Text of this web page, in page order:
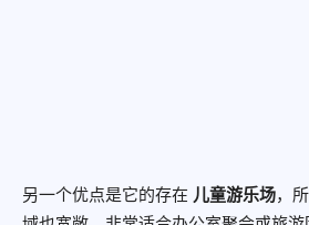
另一个优点是它的存在 儿童游乐场，